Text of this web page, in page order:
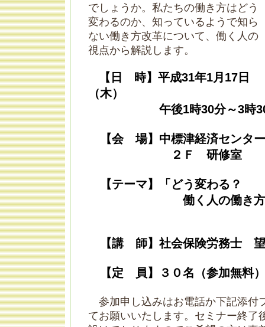
でしょうか。私たちの働き方はどう
変わるのか、知っているようで知ら
ない働き方改革について、働く人の
視点から解説します。
【日 時】平成31年1月17日
（木）
午後1時30分～3時
【会 場】中標津経済センタ
２Ｆ 研修室
【テーマ】「どう変わる？
働く人の働き方改
【講 師】社会保険労務士
【定 員】３０名（参加無料）
参加申し込みはお電話か下記添付
てお願いいたします。セミナー終了